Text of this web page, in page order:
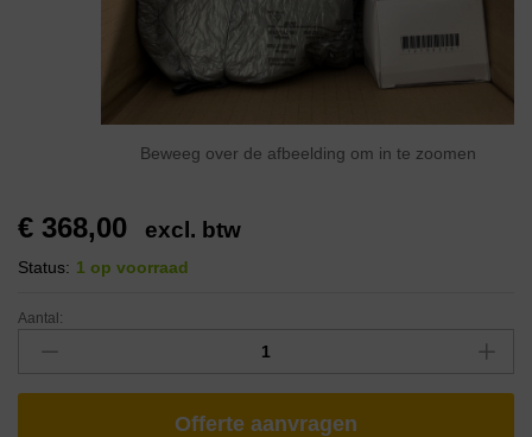
Beweeg over de afbeelding om in te zoomen
€ 368,00 excl. btw
Status: 1 op voorraad
Aantal:
Offerte aanvragen